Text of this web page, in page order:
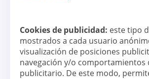
Cookies de publicidad: este tipo
mostrados a cada usuario
visualización de posiciones
navegación y/o
publicitario. De este modo,